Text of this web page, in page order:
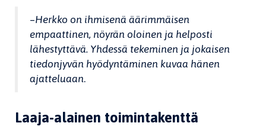
–Herkko on ihmisenä äärimmäisen
empaattinen, nöyrän oloinen ja helposti
lähestyttävä. Yhdessä tekeminen ja jokaisen
tiedonjyvän hyödyntäminen kuvaa hänen
ajatteluaan.
Laaja-alainen toimintakenttä